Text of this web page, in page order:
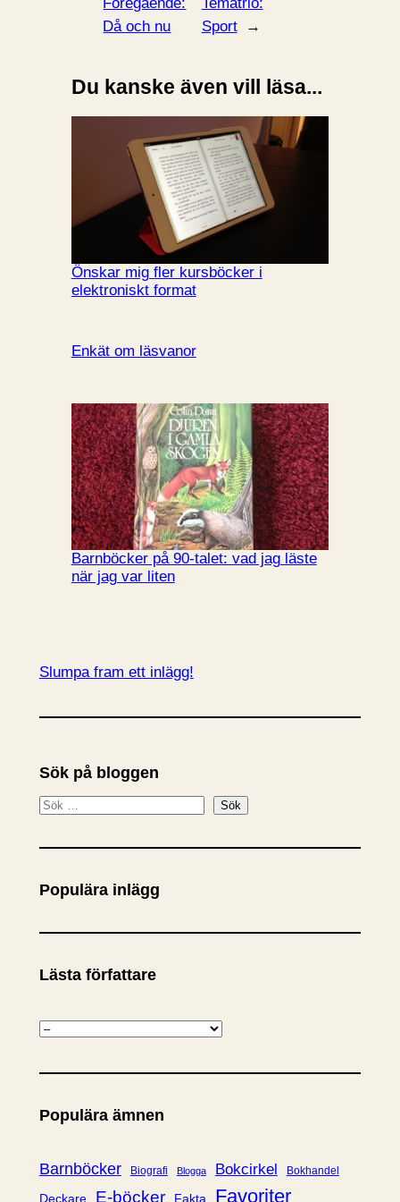
Då och nu
Sport
→
Du kanske även vill läsa...
Önskar mig fler kursböcker i
elektroniskt format
Enkät om läsvanor
Barnböcker på 90-talet: vad jag läste
när jag var liten
Slumpa fram ett inlägg!
Sök på bloggen
S
k
Sök
Populära inlägg
Lästa författare
K
t
g
r
i
Populära ämnen
Barnböcker Biografi Blogga Bokcirkel Bokhandel
Deckare E-böcker Fakta Favoriter